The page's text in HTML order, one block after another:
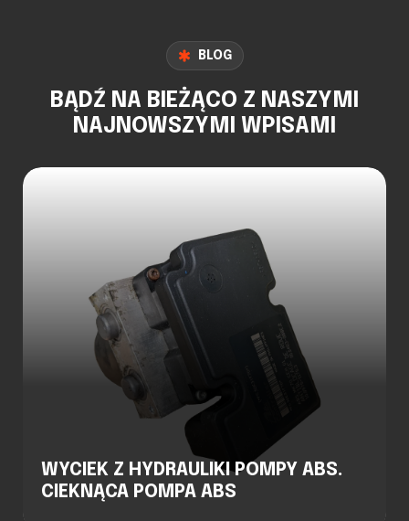
BLOG
BĄDŹ NA BIEŻĄCO Z NASZYMI
NAJNOWSZYMI WPISAMI
WYCIEK Z HYDRAULIKI POMPY ABS.
CIEKNĄCA POMPA ABS